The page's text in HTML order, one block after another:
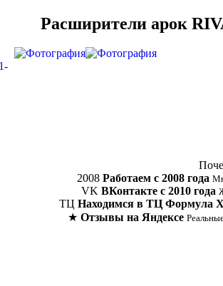
Расширители арок
2008 Работаем с 2008 года
VK ВКонтакте с 2010 года
ТЦ Находимся в ТЦ Формула
★ Отзывы на Яндексе